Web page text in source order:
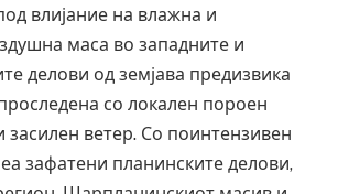
влијание на влажна и
маса во западните и
делови од земјава предизвика
со локален пороен
ветер. Со поинтензивен
зафатени планинските делови,